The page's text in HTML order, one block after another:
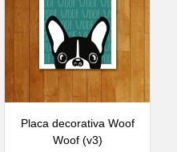
Placa decorativa Woof
Woof (v3)